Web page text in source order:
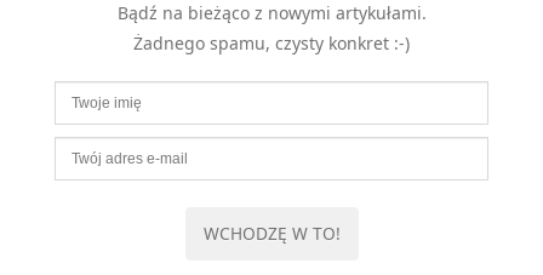
Bądź na bieżąco z nowymi artykułami.
Żadnego spamu, czysty konkret :-)